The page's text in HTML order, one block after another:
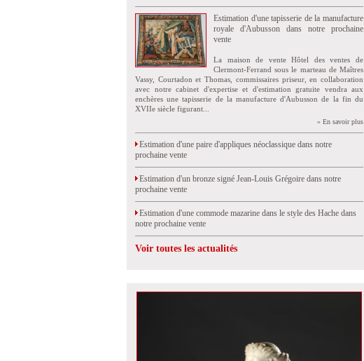
Estimation d'une tapisserie de la manufacture
royale d'Aubusson dans notre prochaine
vente
La maison de vente Hôtel des ventes de
Clermont-Ferrand sous le marteau de Maîtres
Vassy, Courtadon et Thomas, commissaires priseur, en collaboration
avec notre cabinet d'expertise et d'estimation gratuite vendra aux
enchères une tapisserie de la manufacture d'Aubusson de la fin du
XVIIe siècle figurant...
» En savoir plus
Estimation d'une paire d'appliques néoclassique dans notre
prochaine vente
Estimation d'un bronze signé Jean-Louis Grégoire dans notre
prochaine vente
Estimation d'une commode mazarine dans le style des Hache dans
notre prochaine vente
Voir toutes les actualités